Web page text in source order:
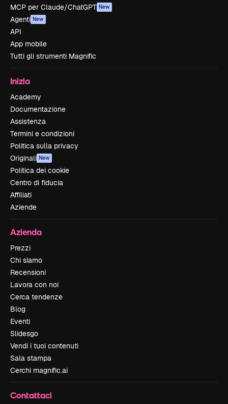
MCP per Claude/ChatGPT New
Agenti New
API
App mobile
Tutti gli strumenti Magnific
Inizia
Academy
Documentazione
Assistenza
Termini e condizioni
Politica sulla privacy
Originali New
Politica dei cookie
Centro di fiducia
Affiliati
Aziende
Azienda
Prezzi
Chi siamo
Recensioni
Lavora con noi
Cerca tendenze
Blog
Eventi
Slidesgo
Vendi i tuoi contenuti
Sala stampa
Cerchi magnific.ai
Contattaci